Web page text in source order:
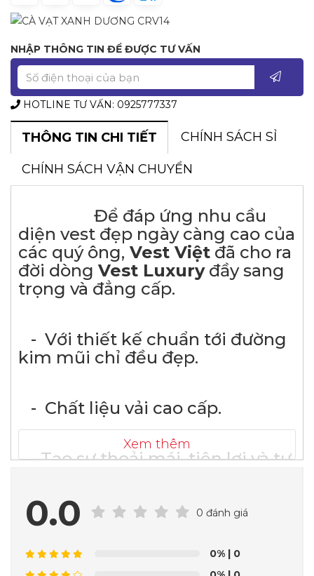
NHẬP THÔNG TIN ĐỂ ĐƯỢC TƯ VẤN
HOTLINE TƯ VẤN: 0925777337
THÔNG TIN CHI TIẾT CHÍNH SÁCH SỈ
CHÍNH SÁCH VẬN CHUYỂN
Để đáp ứng nhu cầu
diện vest đẹp ngày càng cao của
các quý ông, Vest Việt đã cho ra
đời dòng Vest Luxuryđầy sang
trọng và đẳng cấp.
- Với thiết kế chuẩn tới đường
kim mũi chỉ đều đẹp.
- Chất liệu vải cao cấp.
- Tạo sự thoải mái, tiện lợi và tự
chọn.
Những bộ vest tạo sự
lịch lãm, quý ông cực sang trọng
nhất khi khoác lên người. Tuy
Xem thêm
0.0 0 đánh giá
0% | 0